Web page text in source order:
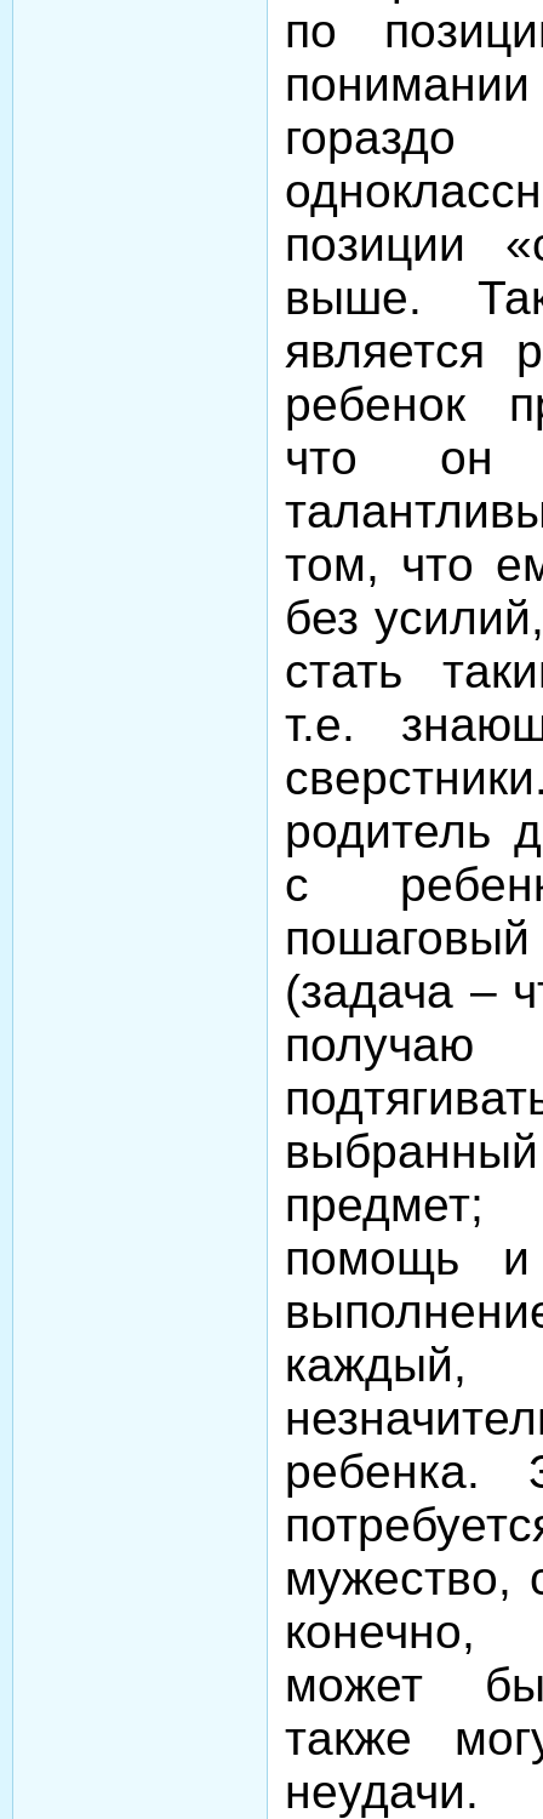
по
позиции
выше.
является
ребенок
что он
том, что
без
стать
т.е.
родитель
с
(задача –
получаю
помощь и
ребенка.
мужество,
может
также
неудачи.